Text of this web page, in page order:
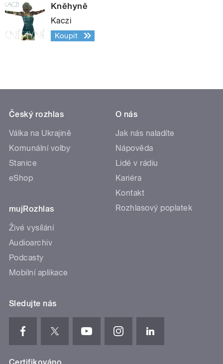
Kněhyně
Kaczi
Koupit
Český rozhlas
Válka na Ukrajině
Komunální volby
Stanice
eShop
mujRozhlas
Živé vysílání
Audioarchiv
Podcasty
Mobilní aplikace
O nás
Jak nás naladíte
Nápověda
Lidé v rádiu
Kariéra
Kontakt
Rozhlasový poplatek
Sledujte nás